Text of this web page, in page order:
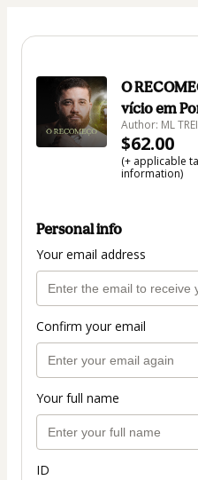
O
vício em
Author: ML
$62.00
(+ applicable
information)
Personal info
Your email address
Confirm your email
Your full name
ID